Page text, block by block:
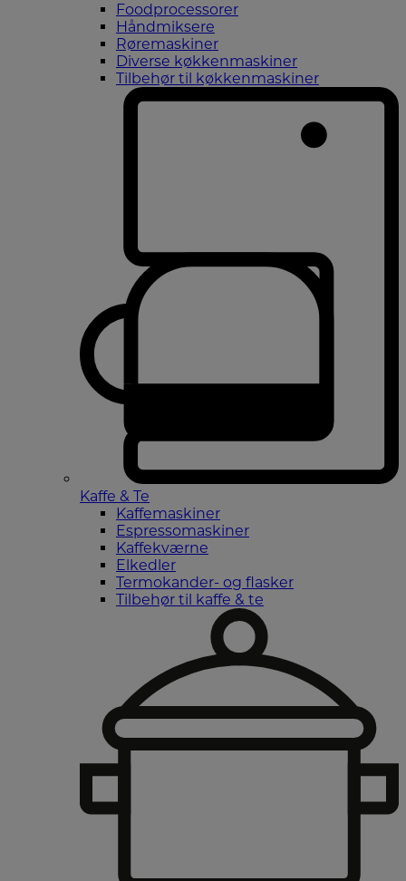
Foodprocessorer
Håndmiksere
Røremaskiner
Diverse køkkenmaskiner
Tilbehør til køkkenmaskiner
Kaffe & Te
Kaffemaskiner
Espressomaskiner
Kaffekværne
Elkedler
Termokander- og flasker
Tilbehør til kaffe & te